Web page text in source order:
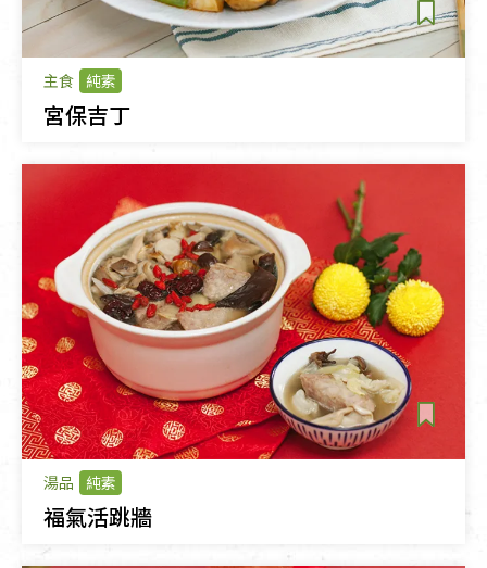
主食 純素
宮保吉丁
湯品 純素
福氣活跳牆